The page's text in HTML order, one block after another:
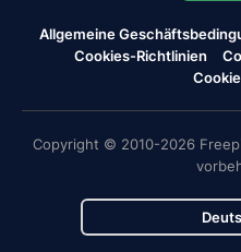
Allgemeine
Cookies-Richtlinien
Copyright © 2010-2026